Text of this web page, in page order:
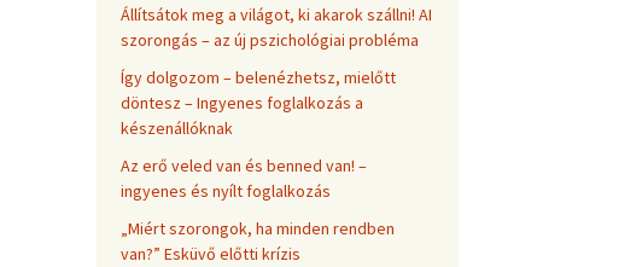
Állítsátok meg a világot, ki akarok szállni! AI
szorongás – az új pszichológiai probléma
Így dolgozom – belenézhetsz, mielőtt
döntesz – Ingyenes foglalkozás a
készenállóknak
Az erő veled van és benned van! –
ingyenes és nyílt foglalkozás
„Miért szorongok, ha minden rendben
van?” Esküvő előtti krízis